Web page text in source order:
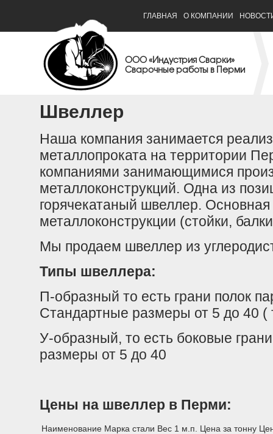
ГЛАВНАЯ О КОМПАНИИ
ООО «Индустрия Сварки»
Сварочные работы в Перми
Швеллер
Наша компания занимается
металлопроката на территории
компаниями занимающимися
металлоконструкций. Одна из
горячекатаный швеллер.
металлоконструкции (стойки,
Мы продаем швеллер из
Типы швеллера:
П-образный то есть грани полок
Стандартные размеры от 5 до 40 (
У-образный, то есть боковые
размеры от 5 до 40
Цены на швеллер в Перми:
Наименование Марка стали Вес 1 м.п. Цена за тонну